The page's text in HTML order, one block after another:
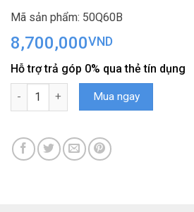
Mã sản phẩm: 50Q60B
8,700,000VND
Hỗ trợ trả góp 0% qua thẻ tín dụng
Smart Tivi QLED 4K 50 inch Samsung
Mua ngay